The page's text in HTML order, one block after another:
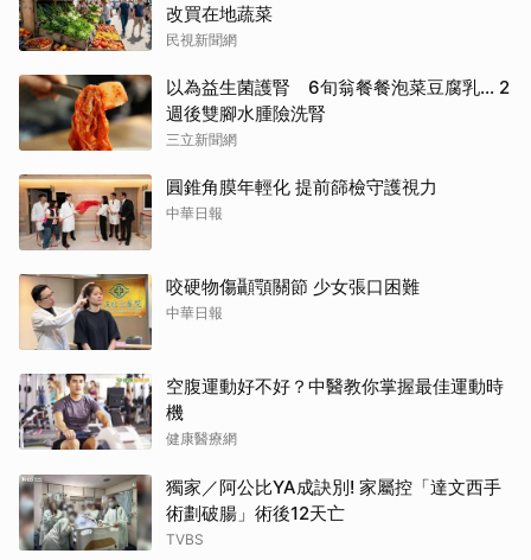
改買在地蔬菜
民視新聞網
以為益生菌護腎 6旬翁餐餐泡菜豆腐乳... 2
週後雙腳水腫險洗腎
三立新聞網
圓錐角膜年輕化 提前篩檢守護視力
中華日報
咬硬物傷顳顎關節 少女張口困難
中華日報
空腹運動好不好？中醫教你掌握最佳運動時
機
健康醫療網
獨家／阿公比YA成訣別! 家屬控「達文西手
術劃破腸」術後12天亡
TVBS